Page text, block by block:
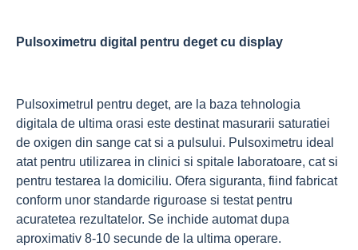
Pulsoximetru digital pentru deget cu display
Pulsoximetrul pentru deget, are la baza tehnologia
digitala de ultima orasi este destinat masurarii saturatiei
de oxigen din sange cat si a pulsului. Pulsoximetru ideal
atat pentru utilizarea in clinici si spitale laboratoare, cat si
pentru testarea la domiciliu. Ofera siguranta, fiind fabricat
conform unor standarde riguroase si testat pentru
acuratetea rezultatelor. Se inchide automat dupa
aproximativ 8-10 secunde de la ultima operare.